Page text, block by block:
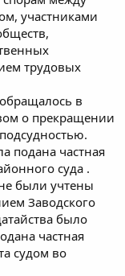
участниками
трудовых
в
о прекращении
подана частная
суда .
были учтены
Заводского
было
частная
судом во